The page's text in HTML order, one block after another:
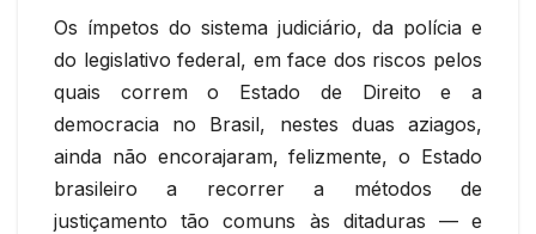
Os ímpetos do sistema judiciário, da polícia e
do legislativo federal, em face dos riscos pelos
quais correm o Estado de Direito e a
democracia no Brasil, nestes duas aziagos,
ainda não encorajaram, felizmente, o Estado
brasileiro a recorrer a métodos de
justiçamento tão comuns às ditaduras — e